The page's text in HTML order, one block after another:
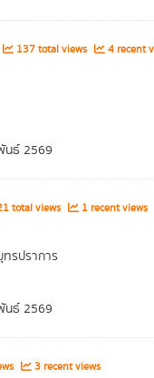
137 total views 4 recent
ธ์ 2569
total views 1 recent views
รปราการ
ธ์ 2569
3 recent views